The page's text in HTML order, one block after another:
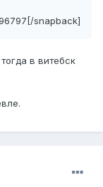
snapback]
в витебск